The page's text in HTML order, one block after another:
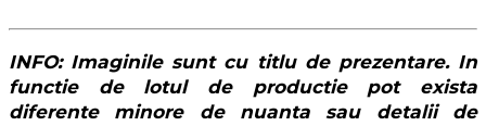
INFO: Imaginile sunt cu titlu de prezentare. In
functie de lotul de productie pot exista
diferente minore de nuanta sau detalii de